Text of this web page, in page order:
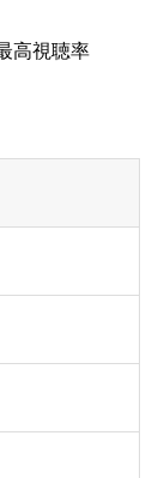
高視聴率